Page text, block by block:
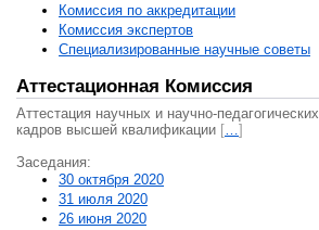
Комиссия по аккредитации
Комиссия экспертов
Специализированные научные советы
Аттестационная Комиссия
Аттестация научных и научно-педагогических
кадров высшей квалификации […]
Заседания:
30 октября 2020
31 июля 2020
26 июня 2020